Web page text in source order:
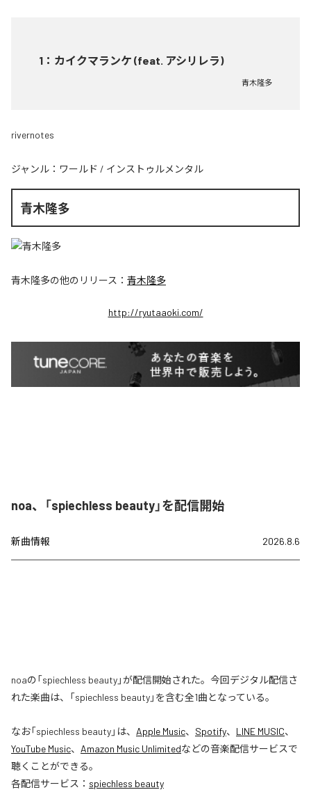
1 ： カイクマランケ (feat. アシリレラ)
青木隆多
rivernotes
ジャンル： ワールド / インストゥルメンタル
青木隆多
青木隆多の他のリリース： 青木隆多
http://ryutaaoki.com/
noa、「spiechless beauty」を配信開始
新曲情報 2026.8.6
noaの「spiechless beauty」が配信開始された。今回デジタル配信さ
れた楽曲は、「spiechless beauty」を含む全1曲となっている。
なお「spiechless beauty」は、 Apple Music、 Spotify、 LINE MUSIC、
YouTube Music、 Amazon Music Unlimitedなどの音楽配信サービスで
聴くことができる。
各配信サービス： spiechless beauty